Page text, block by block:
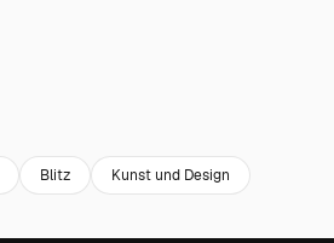
Blitz Kunst und Design